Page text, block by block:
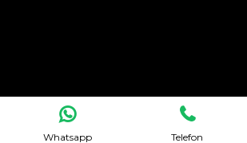
Whatsapp Telefon